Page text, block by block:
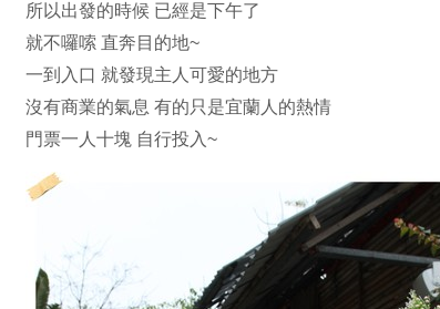
所以出發的時候 已經是下午了
就不囉嗦 直奔目的地~
一到入口 就發現主人可愛的地方
沒有商業的氣息 有的只是宜蘭人的熱情
門票一人十塊 自行投入~